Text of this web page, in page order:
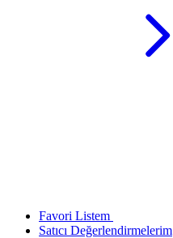
Favori Listem
Satıcı Değerlendirmelerim